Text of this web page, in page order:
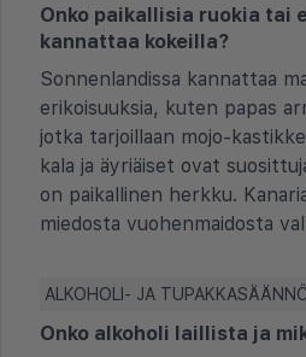
Onko paikallisia ruokia tai
kannattaa kokeilla?
Sonnenlandissa kannattaa
erikoisuuksia, kuten papas
jotka tarjoillaan mojo-
kala ja äyriäiset ovat
on paikallinen herkku.
miedosta vuohenmaidosta
ALKOHOLI- JA
Onko alkoholi laillista ja